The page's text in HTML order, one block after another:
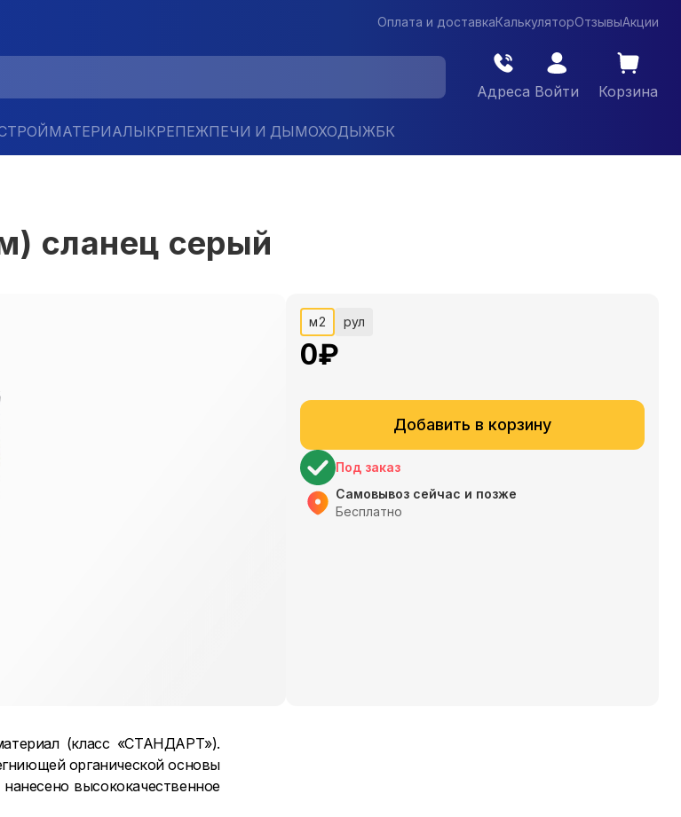
Оплата и доставкаКалькуляторОтзывыАкции
Адреса Войти Корзина
КРЕПЕЖПЕЧИ И ДЫМОХОДЫЖБК
сланец серый
м2 рул
0₽
Добавить в корзину
Под заказ
Самовывоз сейчас и позже
Бесплатно
(класс «СТАНДАРТ»).
органической основы
высококачественное